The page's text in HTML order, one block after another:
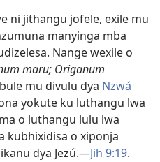
ni jithangu jofele, exile mu
manyinga mba
Nange wexile o
maru; Origanum
mu divulu dya Nzwá
yokute ku luthangu lwa
o luthangu lulu lwa
kubhixidisa o xiponja
dya Jezú.—Jih 9:19.